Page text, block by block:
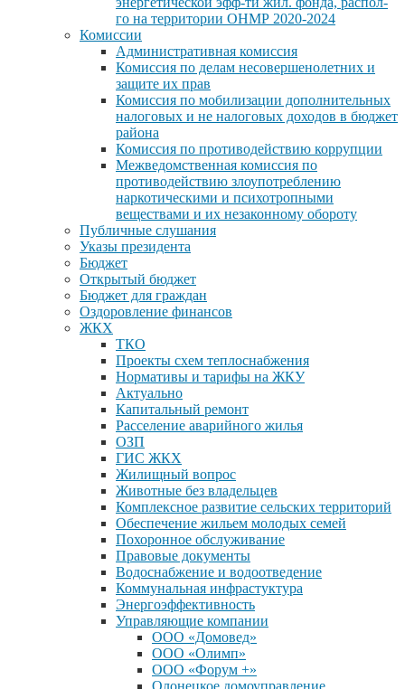
го на территории ОНМР 2020-2024
Комиссии
Административная комиссия
Комиссия по делам несовершенолетних и
защите их прав
Комиссия по мобилизации дополнительных
налоговых и не налоговых доходов в бюджет
района
Комиссия по противодействию коррупции
Межведомственная комиссия по
противодействию злоупотреблению
наркотическими и психотропными
веществами и их незаконному обороту
Публичные слушания
Указы президента
Бюджет
Открытый бюджет
Бюджет для граждан
Оздоровление финансов
ЖКХ
ТКО
Проекты схем теплоснабжения
Нормативы и тарифы на ЖКУ
Актуально
Капитальный ремонт
Расселение аварийного жилья
ОЗП
ГИС ЖКХ
Жилищный вопрос
Животные без владельцев
Комплексное развитие сельских территорий
Обеспечение жильем молодых семей
Похоронное обслуживание
Правовые документы
Водоснабжение и водоотведение
Коммунальная инфрастуктура
Энергоэффективность
Управляющие компании
ООО «Домовед»
ООО «Олимп»
ООО «Форум +»
Олонецкое домоуправление